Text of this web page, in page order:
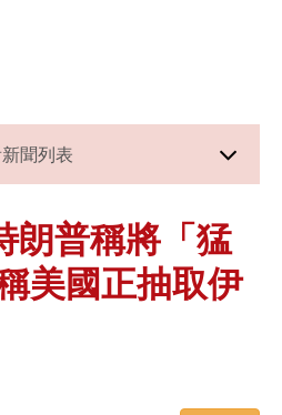
聞列表
朗普稱將「猛
美國正抽取伊